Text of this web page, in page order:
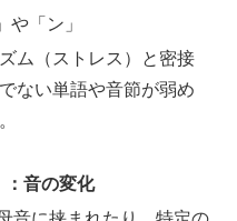
「ン」
ム（ストレス）と密接
ない単語や音節が弱め
音の変化